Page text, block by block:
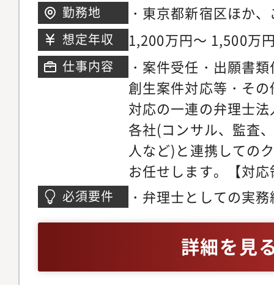
す。・自身の得意分
会が多くあるため、
た方はもとより、グ
実務を経験したい方
提供されます。・多
き、検討する必要が
くの時間や労力が必
し、その分の努力は
で、業務に掛けるモ
ベートの両立が難し
ありますが、当事務
勤務地
・東京都新宿区ほか
に支店開設可能。※東
どは随時対応いただ
想定年収 1,200万円～ 1,500万
仕事内容
・案件受任・出願書
創生案件対応等・そ
対応の一連の弁理士
各社(コンサル、監査
人など)と連携しての
お任せします。【対
特に絞っておらず、
品、バイオなど幅広
織】現在弁理士は13
所全体のスタッフは
必須要件
・弁理士としての実
知の領域を開拓して
詳細を見